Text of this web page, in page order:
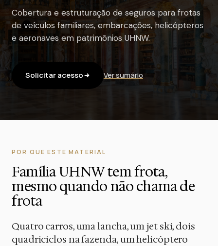
Cobertura e estruturação de seguros para frotas
de veículos familiares, embarcações, helicópteros
e aeronaves em patrimônios UHNW.
Solicitar acesso Ver sumário
POR QUE ESTE MATERIAL
Família UHNW tem frota,
mesmo quando não chama de
frota
Quatro carros, uma lancha, um jet ski, dois
quadriciclos na fazenda, um helicóptero